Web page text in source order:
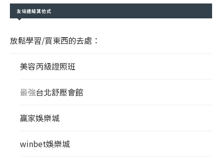
友站連結其他式
放鬆學習/買東西的去處：
美容丙級證照班
最強台北舒壓會館
贏家娛樂城
winbet娛樂城